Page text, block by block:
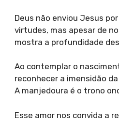
Deus não enviou Jesus
virtudes, mas apesar de
mostra a profundidade
Ao contemplar o
reconhecer a imensidão
A manjedoura é o trono
Esse amor nos convida a